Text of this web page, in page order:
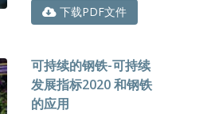
下载PDF文件
可持续的钢铁-可持续
发展指标2020 和钢铁
的应用